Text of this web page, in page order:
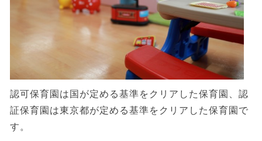
認可保育園は国が定める基準をクリアした保育園、認
証保育園は東京都が定める基準をクリアした保育園で
す。